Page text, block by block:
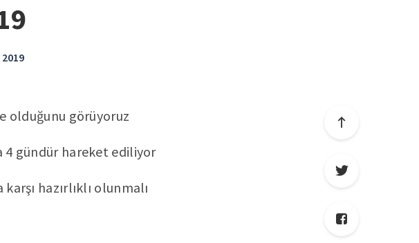
olduğunu görüyoruz
4 gündür hareket ediliyor
hazırlıklı olunmalı